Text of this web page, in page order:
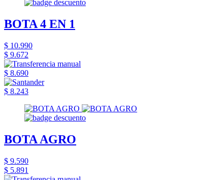
BOTA 4 EN 1
$ 10.990
$ 9.672
$ 8.690
$ 8.243
BOTA AGRO
$ 9.590
$ 5.891